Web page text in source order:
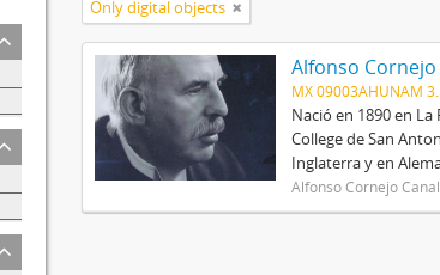
1
1
Only digital objects
Alfonso Cornejo
MX 09003AHUNAM
Nació en 1890 en
College de San
Inglaterra y en
Alfonso Cornejo